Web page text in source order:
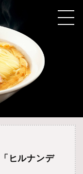
ヒルナンデ